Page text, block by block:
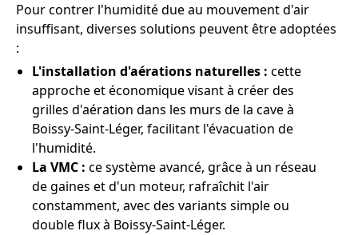
Pour contrer l'humidité due au mouvement d'air
insuffisant, diverses solutions peuvent être adoptées
:
L'installation d'aérations naturelles : cette
approche et économique visant à créer des
grilles d'aération dans les murs de la cave à
Boissy-Saint-Léger, facilitant l'évacuation de
l'humidité.
La VMC : ce système avancé, grâce à un réseau
de gaines et d'un moteur, rafraîchit l'air
constamment, avec des variants simple ou
double flux à Boissy-Saint-Léger.